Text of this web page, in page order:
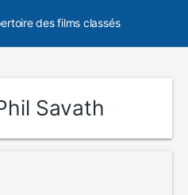
des films classés
Savath